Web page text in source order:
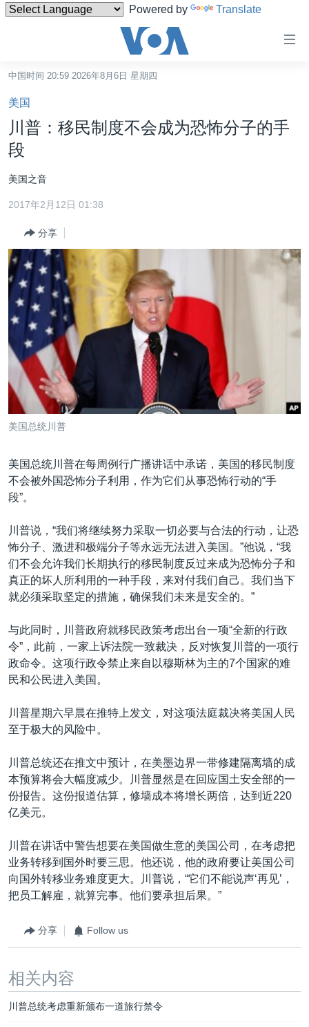
Powered by Translate
碍
链
接
跳
转
内
容
到
导
航
跳
检
中国
最新国际新闻
印太
中东
欧洲
非洲
美洲
全球议题
分类新闻
经济·金融·贸易
人权·法律·宗教
科教·文娱·体健
军事
劳工
环境
美中关系
热点专题
白宫要闻
国会报道
美中关系
美国建国250周年
埃博拉疫情
重要讲话与声明
台海两岸关系
关注西藏
关注新疆
GEN Z 看美国
VOA视频
VOA今日焦点
中文广播
关注我们
其他语言网站
中国时间 20:59 2026年8月6日 星期四
美国
川普：移民制度不会成为恐怖分子的手
段
美国之音
2017年2月12日 01:38
分享
美国总统川普
美国总统川普在每周例行广播讲话中承诺，美国的移民制度
不会被外国恐怖分子利用，作为它们从事恐怖行动的“手
段”。
川普说，“我们将继续努力采取一切必要与合法的行动，让恐
怖分子、激进和极端分子等永远无法进入美国。”他说，“我
们不会允许我们长期执行的移民制度反过来成为恐怖分子和
真正的坏人所利用的一种手段，来对付我们自己。我们当下
就必须采取坚定的措施，确保我们未来是安全的。”
与此同时，川普政府就移民政策考虑出台一项“全新的行政
令”，此前，一家上诉法院一致裁决，反对恢复川普的一项行
政命令。这项行政令禁止来自以穆斯林为主的7个国家的难
民和公民进入美国。
川普星期六早晨在推特上发文，对这项法庭裁决将美国人民
至于极大的风险中。
川普总统还在推文中预计，在美墨边界一带修建隔离墙的成
本预算将会大幅度减少。川普显然是在回应国土安全部的一
份报告。这份报道估算，修墙成本将增长两倍，达到近220
亿美元。
川普在讲话中警告想要在美国做生意的美国公司，在考虑把
业务转移到国外时要三思。他还说，他的政府要让美国公司
向国外转移业务难度更大。川普说，“它们不能说声‘再见’，
把员工解雇，就算完事。他们要承担后果。”
分享 Follow us
相关内容
川普总统考虑重新颁布一道旅行禁令